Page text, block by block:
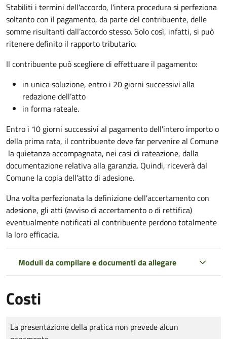
Stabiliti i termini dell'accordo, l'intera procedura si perfeziona
soltanto con il pagamento, da parte del contribuente, delle
somme risultanti dall’accordo stesso. Solo così, infatti, si può
ritenere definito il rapporto tributario.
Il contribuente può scegliere di effettuare il pagamento:
in unica soluzione, entro i 20 giorni successivi alla
redazione dell’atto
in forma rateale.
Entro i 10 giorni successivi al pagamento dell'intero importo o
della prima rata, il contribuente deve far pervenire al Comune
la quietanza accompagnata, nei casi di rateazione, dalla
documentazione relativa alla garanzia. Quindi, riceverà dal
Comune la copia dell'atto di adesione.
Una volta perfezionata la definizione dell'accertamento con
adesione, gli atti (avviso di accertamento o di rettifica)
eventualmente notificati al contribuente perdono totalmente
la loro efficacia.
Moduli da compilare e documenti da allegare
Costi
Tipo di pagamento
Importo
La presentazione della pratica non prevede alcun